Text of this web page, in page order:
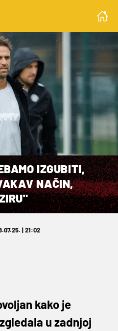
IZGUBITI,
NAČIN,
| 21:02
kako je
u zadnjoj